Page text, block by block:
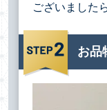
ございました
お品